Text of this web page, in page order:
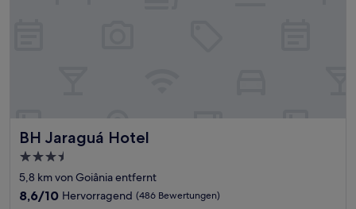
BH Jaraguá Hotel
BH Jaraguá Hotel
3.5-
Sterne-
Unterkunft
5,8 km von Goiânia entfernt
8.6
8,6/10 Hervorragend (486 Bewertungen)